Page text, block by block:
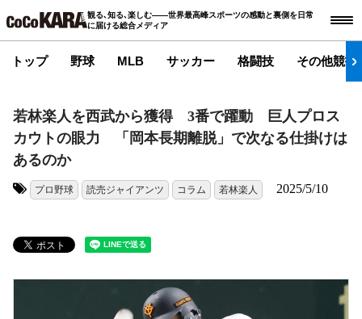
観る､知る､楽しむ――世界最高峰スポーツの感動と裏側を日常
に届ける総合メディア
トップ 野球 MLB サッカー 格闘技 その他競技
若林楽人を西武から獲得 3番で躍動 巨人プロス
カウトの眼力 「岡本長期離脱」で次なる仕掛けは
あるのか
プロ野球 読売ジャイアンツ コラム 若林楽人 2025/5/10